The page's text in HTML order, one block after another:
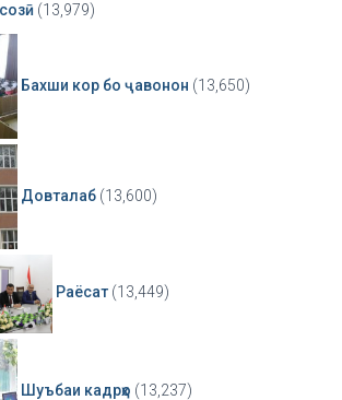
(13,979)
Бахши кор бо ҷавонон (13,650)
Довталаб (13,600)
Раёсат (13,449)
Шуъбаи кадрҳо (13,237)